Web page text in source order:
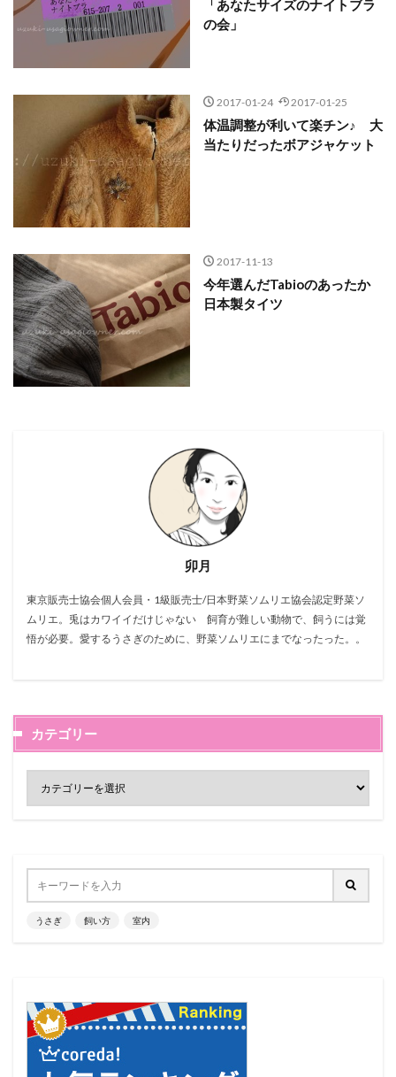
「あなたサイズのナイトブラ
の会」
2017-01-24 2017-01-25
体温調整が利いて楽チン♪ 大
当たりだったボアジャケット
2017-11-13
今年選んだTabioのあったか
日本製タイツ
卯月
東京販売士協会個人会員・1級販売士/日本野菜ソムリエ協会認定野菜ソ
ムリエ。兎はカワイイだけじゃない 飼育が難しい動物で、飼うには覚
悟が必要。愛するうさぎのために、野菜ソムリエにまでなったった。。
カテゴリー
うさぎ 飼い方 室内